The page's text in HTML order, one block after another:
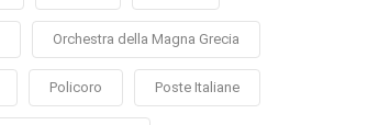
Orchestra della Magna Grecia
Policoro Poste Italiane